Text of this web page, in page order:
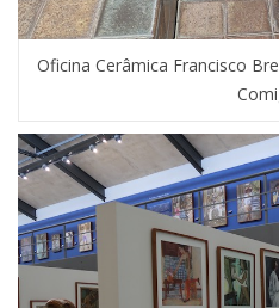
Oficina Cerâmica Francisco